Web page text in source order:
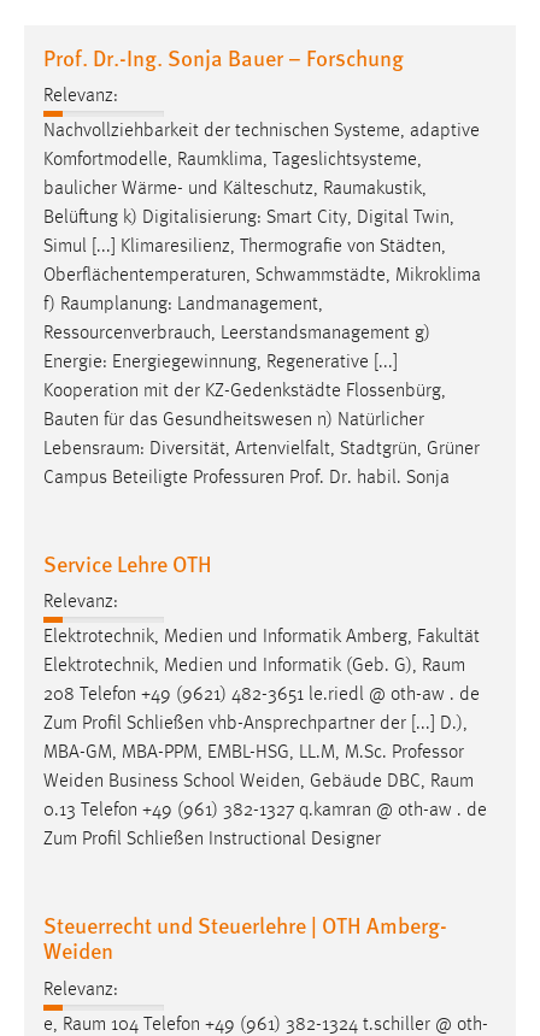
Prof. Dr.-Ing. Sonja Bauer – Forschung
Relevanz:
Nachvollziehbarkeit der technischen Systeme, adaptive
Komfortmodelle, Raumklima, Tageslichtsysteme,
baulicher Wärme- und Kälteschutz, Raumakustik,
Belüftung k) Digitalisierung: Smart City, Digital Twin,
Simul [...] Klimaresilienz, Thermografie von Städten,
Oberflächentemperaturen, Schwammstädte, Mikroklima
f) Raumplanung: Landmanagement,
Ressourcenverbrauch, Leerstandsmanagement g)
Energie: Energiegewinnung, Regenerative [...]
Kooperation mit der KZ-Gedenkstädte Flossenbürg,
Bauten für das Gesundheitswesen n) Natürlicher
Lebensraum: Diversität, Artenvielfalt, Stadtgrün, Grüner
Campus Beteiligte Professuren Prof. Dr. habil. Sonja
Service Lehre OTH
Relevanz:
Elektrotechnik, Medien und Informatik Amberg, Fakultät
Elektrotechnik, Medien und Informatik (Geb. G), Raum
208 Telefon +49 (9621) 482-3651 le.riedl @ oth-aw . de
Zum Profil Schließen vhb-Ansprechpartner der [...] D.),
MBA-GM, MBA-PPM, EMBL-HSG, LL.M, M.Sc. Professor
Weiden Business School Weiden, Gebäude DBC, Raum
0.13 Telefon +49 (961) 382-1327 q.kamran @ oth-aw . de
Zum Profil Schließen Instructional Designer
Steuerrecht und Steuerlehre | OTH Amberg-
Weiden
Relevanz:
e, Raum 104 Telefon +49 (961) 382-1324 t.schiller @ oth-
Performance
Name:
staticfilecache
Zweck:
Für performante Seitenauslieferung wird in diesem Cookie
gespeichert, ob man eingeloggt ist.
Sprachpräferenz
Name:
site-language-preference
Zweck:
Das Cookie speichert die gewählte Sprache der Website.
Cookie Laufzeit:
Chat
MibewSessionID, MIBEW_UserID, mibew_locale, mibew-
chat-frame-style-5e9dbeb1811c0446
Zweck:
Wird benötigt um die Chatfunktion nutzen zu können.
Cookie Laufzeit:
MibewSessionID, mibew-chat-frame-style-
5e9dbeb1811c0446 = Sitzungslaufzeit, mibew_locale = 3
Login
Name:
fe_user, be_user, be_lastLoginProvider